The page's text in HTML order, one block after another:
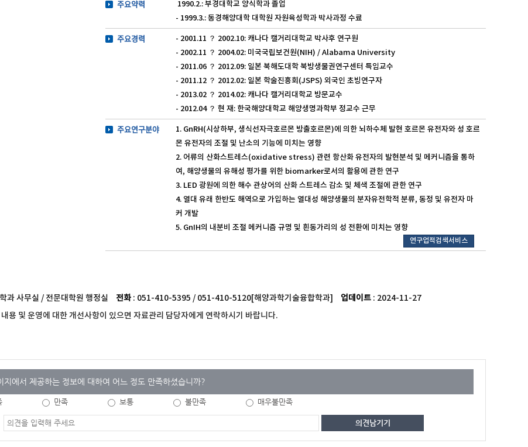
주요약력
1990.2.: 부경대학교 양식학과 졸업
- 1999.3.: 동경해양대학 대학원 자원육성학과 박사과정 수료
주요경력
- 2001.11 ？ 2002.10: 캐나다 캘거리대학교 박사후 연구원
- 2002.11 ？ 2004.02: 미국국립보건원(NIH) / Alabama University
- 2011.06 ？ 2012.09: 일본 북해도대학 북방생물권연구센터 특임교수
- 2011.12 ？ 2012.02: 일본 학술진흥회(JSPS) 외국인 초빙연구자
- 2013.02 ？ 2014.02: 캐나다 캘거리대학교 방문교수
- 2012.04 ？ 현 재: 한국해양대학교 해양생명과학부 정교수 근무
주요연구분야
1. GnRH(시상하부, 생식선자극호르몬 방출호르몬)에 의한 뇌하수체 발현 호르몬 유전자와 성 호르
몬 유전자의 조절 및 난소의 기능에 미치는 영향
2. 어류의 산화스트레스(oxidative stress) 관련 항산화 유전자의 발현분석 및 메커니즘을 통하
여, 해양생물의 유해성 평가를 위한 biomarker로서의 활용에 관한 연구
3. LED 광원에 의한 해수 관상어의 산화 스트레스 감소 및 체색 조절에 관한 연구
4. 열대 유래 한반도 해역으로 가입하는 열대성 해양생물의 분자유전학적 분류, 동정 및 유전자 마
커 개발
5. GnIH의 내분비 조절 메커니즘 규명 및 흰동가리의 성 전환에 미치는 영향
연구업적검색서비스
과 사무실 / 전문대학원 행정실 전화 : 051-410-5395 / 051-410-5120[해양과학기술융합학과] 업데이트 : 2024-11-27
용 및 운영에 대한 개선사항이 있으면 자료관리 담당자에게 연락하시기 바랍니다.
지에서 제공하는 정보에 대하여 어느 정도 만족하셨습니까?
만족 보통 불만족 매우불만족